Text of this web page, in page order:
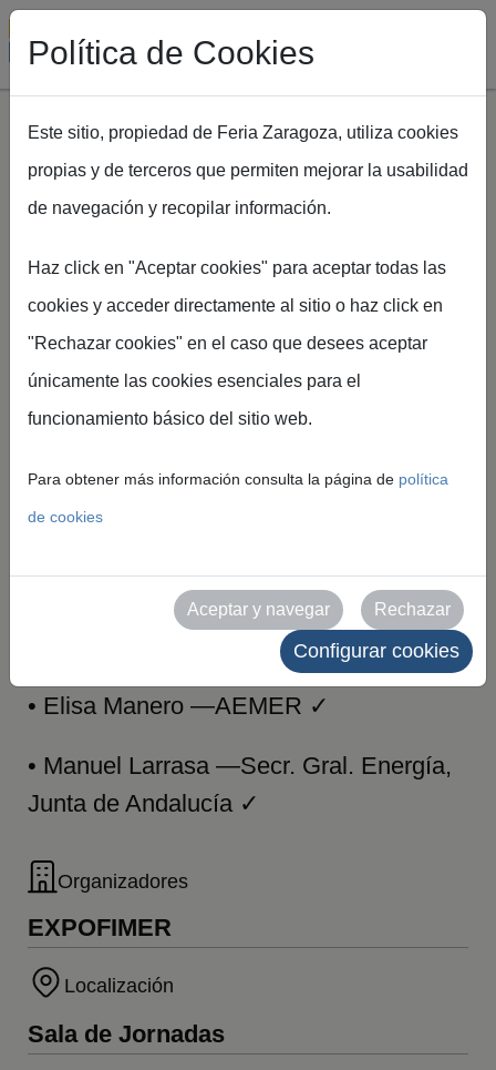
Pasar al contenido principal
Inauguración de
Jornadas
Técnicas
• Elisa Manero —AEMER ✓
• Manuel Larrasa —Secr. Gral. Energía,
Junta de Andalucía ✓
Organizadores
EXPOFIMER
Localización
Sala de Jornadas
Política de Cookies
Este sitio, propiedad de Feria Zaragoza, utiliza cookies
propias y de terceros que permiten mejorar la usabilidad
de navegación y recopilar información.
Haz click en "Aceptar cookies" para aceptar todas las
cookies y acceder directamente al sitio o haz click en
"Rechazar cookies" en el caso que desees aceptar
únicamente las cookies esenciales para el
funcionamiento básico del sitio web.
Para obtener más información consulta la página de política
de cookies
Aceptar y navegar Rechazar
Configurar cookies